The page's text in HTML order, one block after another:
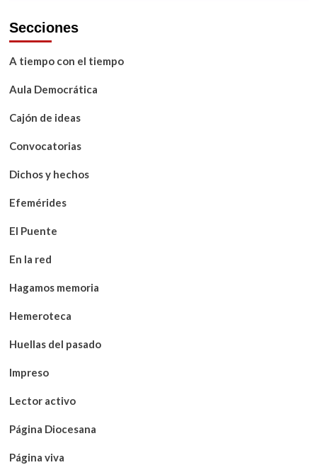
Secciones
A tiempo con el tiempo
Aula Democrática
Cajón de ideas
Convocatorias
Dichos y hechos
Efemérides
El Puente
En la red
Hagamos memoria
Hemeroteca
Huellas del pasado
Impreso
Lector activo
Página Diocesana
Página viva